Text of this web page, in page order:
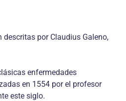
por Claudius Galeno,
enfermedades
en 1554 por el profesor
este siglo.